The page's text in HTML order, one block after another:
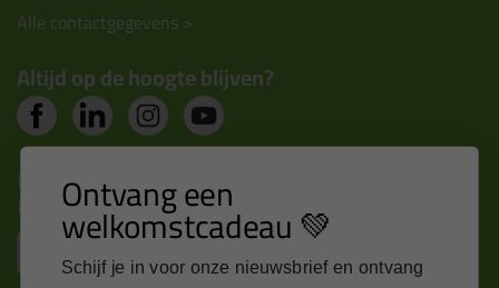
Alle contactgegevens >
Altijd op de hoogte blijven?
Nieuws, tips en exclusieve deals rechtstreeks in je
inbox Ontvang een
welkomstcadeau 💚
Schijf je in voor onze nieuwsbrief en ontvang